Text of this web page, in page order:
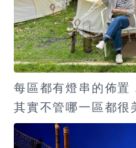
每區都有燈串的佈置
其實不管哪一區都很